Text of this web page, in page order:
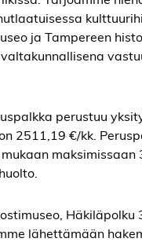
ja Tampereen
perustuu
2511,19 €/kk.
lähettämään